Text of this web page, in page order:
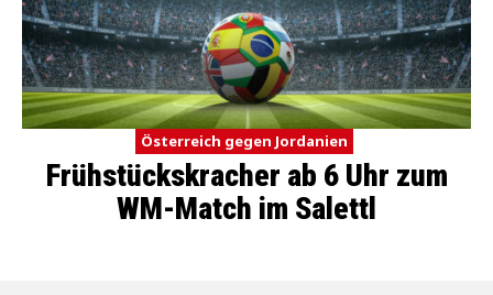
Österreich gegen Jordanien
Frühstückskracher ab 6 Uhr zum
WM-Match im Salettl